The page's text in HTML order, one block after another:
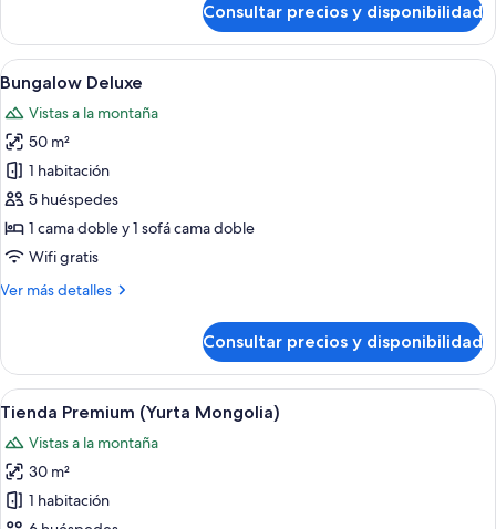
(Jaima)
Consultar precios y disponibilidad
Abrir
todas
las
fotos
de
Bungalow
Deluxe
Un comedor con una mesa blanca,
7
Bungalow Deluxe
Vistas a la montaña
50 m²
1 habitación
5 huéspedes
1 cama doble y 1 sofá cama doble
Wifi gratis
Ver más detalles
Más
Deluxe
Consultar precios y disponibilidad
Abrir
todas
las
fotos
de
Una yurtas con dos camas, una
11
Tienda Premium (Yurta Mongolia)
Vistas a la montaña
30 m²
1 habitación